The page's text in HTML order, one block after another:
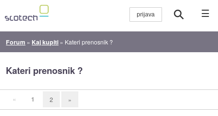
☰
Forum » Kaj kupiti » Kateri prenosnik ?
Kateri prenosnik ?
« 1 2 »